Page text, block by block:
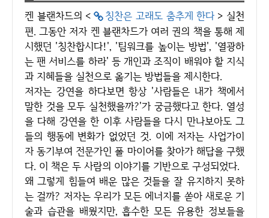
켄 블랜차드의 < 칭찬은 고래도 춤추게 한다 > 실천
편. 그동안 저자 켄 블랜차드가 여러 권의 책을 통해 제
시했던 '칭찬합시다!', '팀워크를 높이는 방법', '열광하
는 팬 서비스를 하라' 등 개인과 조직이 배워야 할 지식
과 지혜들을 실천으로 옮기는 방법들을 제시한다.
저자는 강연을 하다보면 항상 '사람들은 내가 책에서
말한 것을 모두 실천했을까?'가 궁금했다고 한다. 열성
을 다해 강연을 한 이후 사람들을 다시 만나보아도 그
들의 행동에 변화가 없었던 것. 이에 저자는 사업가이
자 동기부여 전문가인 폴 마이어를 찾아가 해답을 구했
다. 이 책은 두 사람의 이야기를 기반으로 구성되었다.
왜 그렇게 힘들여 배운 많은 것들을 잘 유지하지 못하
는 걸까? 저자는 우리가 모든 에너지를 쏟아 새로운 기
술과 습관을 배웠지만, 흡수한 모든 유용한 정보들을